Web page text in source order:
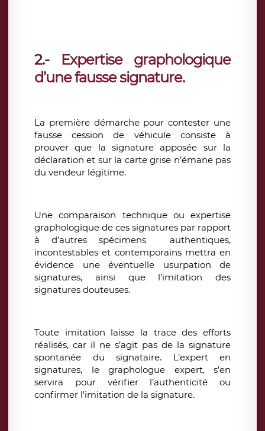
2.- Expertise graphologique
d’une fausse signature.
La première démarche pour contester une
fausse cession de véhicule consiste à
prouver que la signature apposée sur la
déclaration et sur la carte grise n’émane pas
du vendeur légitime.
Une comparaison technique ou expertise
graphologique de ces signatures par rapport
à d’autres spécimens authentiques,
incontestables et contemporains mettra en
évidence une éventuelle usurpation de
signatures, ainsi que l’imitation des
signatures douteuses.
Toute imitation laisse la trace des efforts
réalisés, car il ne s’agit pas de la signature
spontanée du signataire. L’expert en
signatures, le graphologue expert, s’en
servira pour vérifier l’authenticité ou
confirmer l’imitation de la signature.